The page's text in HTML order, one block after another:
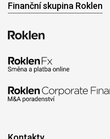
Finanční skupina Roklen